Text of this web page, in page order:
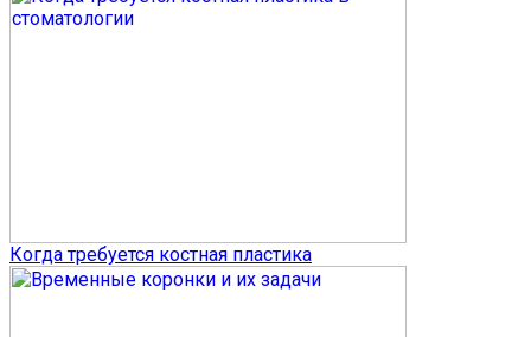
Когда требуется костная пластика